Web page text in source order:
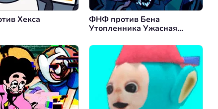
Хекса
ФНФ против Бена
Утопленника Ужасная